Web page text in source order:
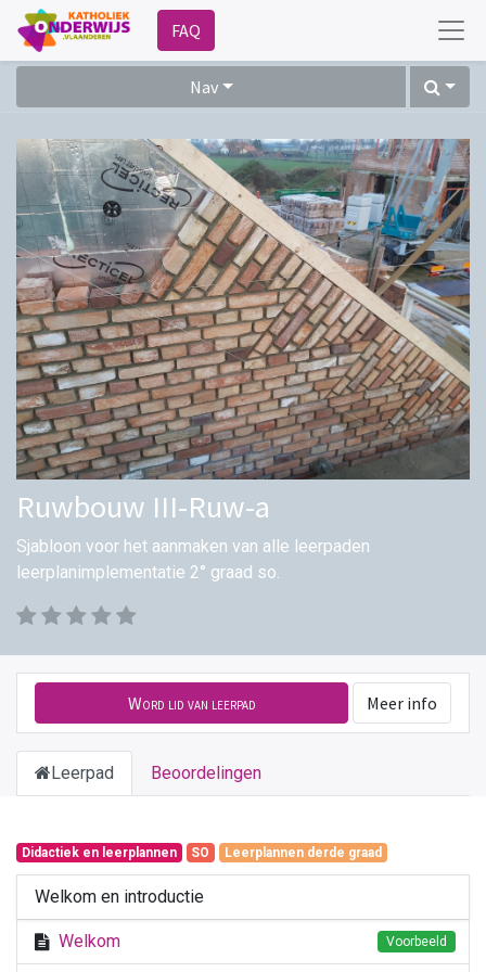
FAQ
Nav
Ruwbouw III-Ruw-a
Sjabloon voor het aanmaken van alle leerpaden
leerplanimplementatie 2° graad so.
Word lid van leerpad Meer info
Leerpad Beoordelingen
Didactiek en leerplannen SO Leerplannen derde graad
Welkom en introductie
Welkom Voorbeeld